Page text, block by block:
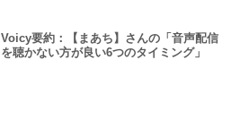
Voicy要約：【まあち】さんの「音声配信
を聴かない方が良い6つのタイミング」